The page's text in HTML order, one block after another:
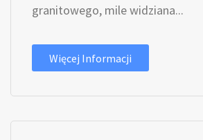
granitowego, mile widziana...
Więcej Informacji